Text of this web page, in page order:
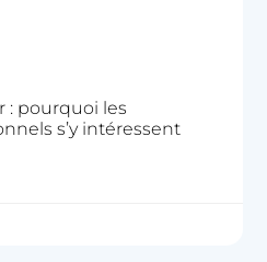
: pourquoi les
s’y intéressent